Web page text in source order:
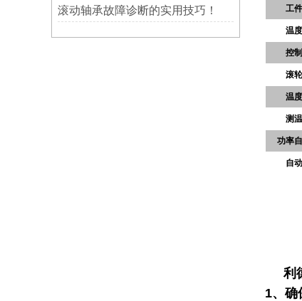
滚动轴承故障诊断的实用技巧！ 工
温
控
滚
温
测
功率
自
利德
1、确